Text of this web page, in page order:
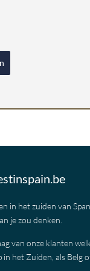
in het zuiden van
je zou denken.
van onze klanten
in het Zuiden, als Belg